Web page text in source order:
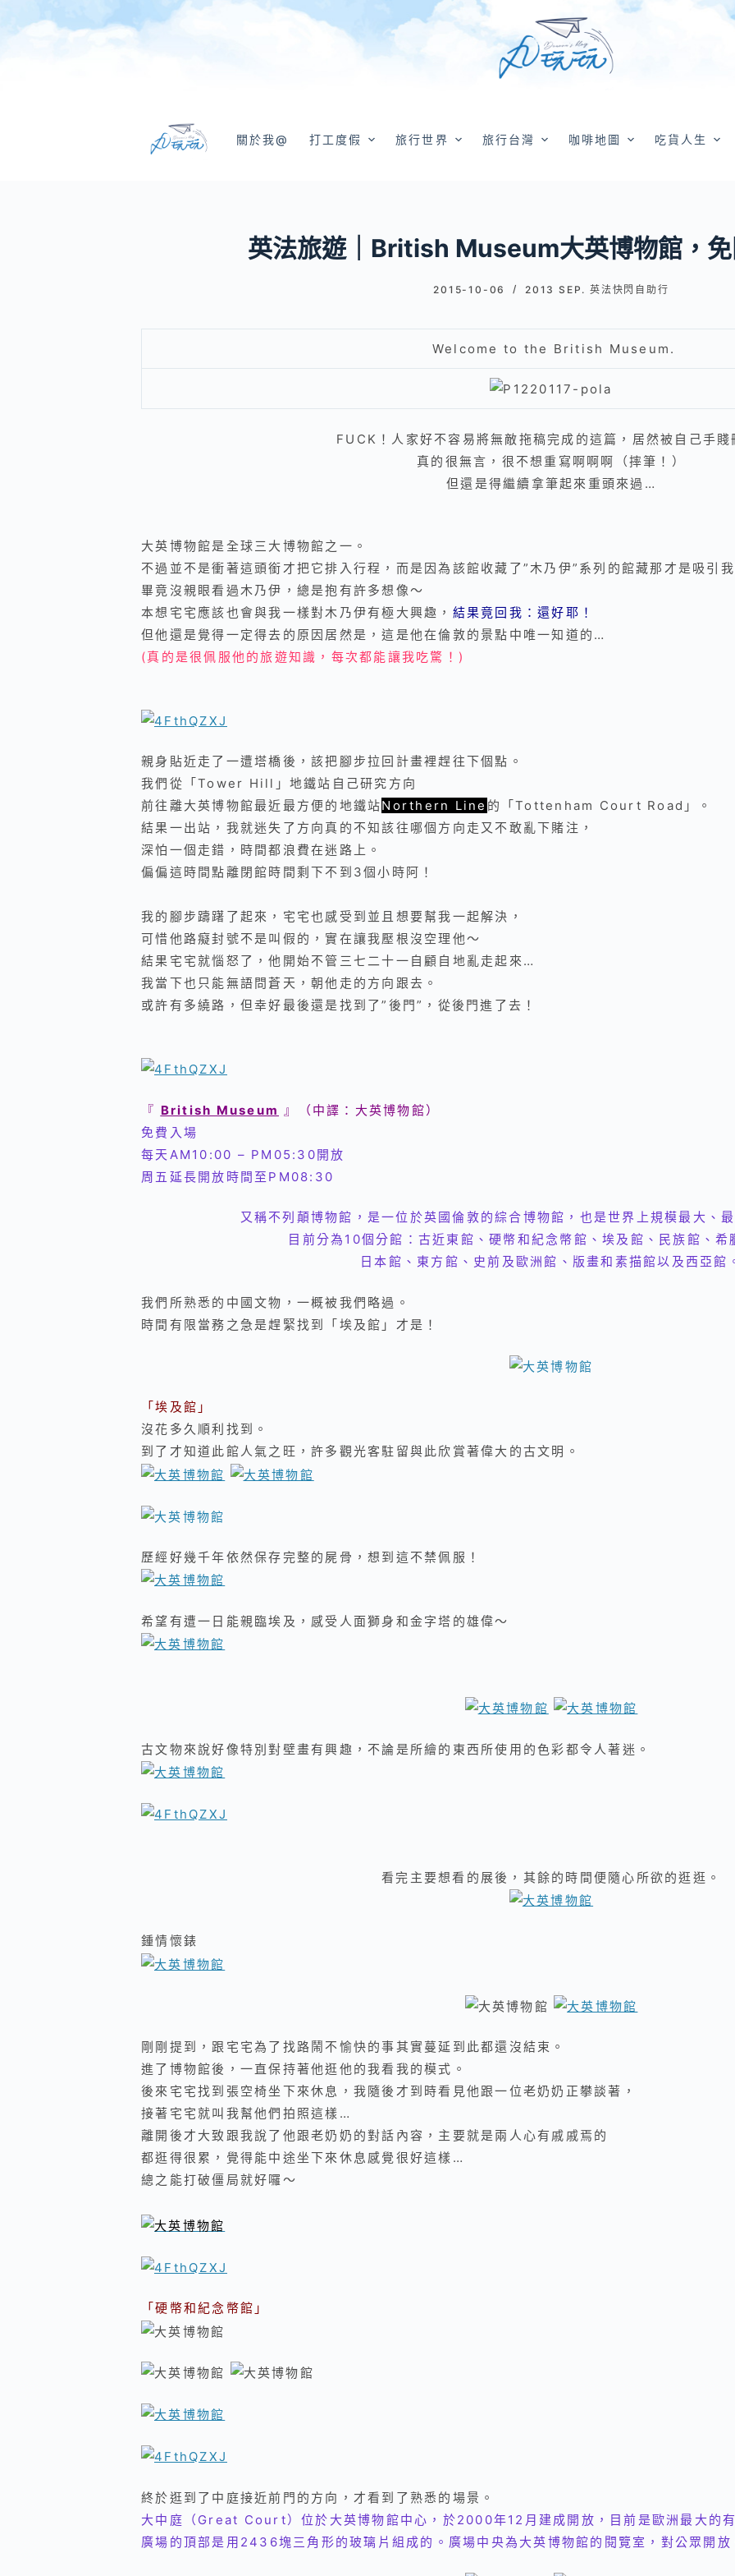
關於我@ 打工度假 旅行世界 旅行台灣 咖啡地圖 吃貨人生
英法旅遊｜British Museum大英博物館，
2015-10-06 2013 SEP. 英法快閃自助行
Welcome to the British Museum.
FUCK！人家好不容易將無敵拖稿完成的這篇，居然被自己手
真的很無言，很不想重寫啊啊啊（摔筆！）
但還是得繼續拿筆起來重頭來過…
大英博物館是全球三大博物館之一。
不過並不是衝著這頭銜才把它排入行程，而是因為該館收藏了”木乃伊”系列的館藏那才是吸引我
畢竟沒親眼看過木乃伊，總是抱有許多想像～
本想宅宅應該也會與我一樣對木乃伊有極大興趣， 結果竟回我：還好耶！
但他還是覺得一定得去的原因居然是，這是他在倫敦的景點中唯一知道的…
(真的是很佩服他的旅遊知識，每次都能讓我吃驚！)
親身貼近走了一遭塔橋後，該把腳步拉回計畫裡趕往下個點。
我們從「Tower Hill」地鐵站自己研究方向
前往離大英博物館最近最方便的地鐵站Northern Line 的 「 Tottenham Court Road 」
。
結果一出站，我就迷失了方向真的不知該往哪個方向走又不敢亂下賭注，
深怕一個走錯，時間都浪費在迷路上。
偏偏這時間點離閉館時間剩下不到3個小時阿！
我的腳步躊躇了起來，宅宅也感受到並且想要幫我一起解決，
可惜他路癡封號不是叫假的，實在讓我壓根沒空理他～
結果宅宅就惱怒了，他開始不管三七二十一自顧自地亂走起來…
我當下也只能無語問蒼天，朝他走的方向跟去。
或許有多繞路，但幸好最後還是找到了”後門”，從後門進了去！
『 British Museum 』（中譯：大英博物館）
免費入場
每天AM10:00 – PM05:30開放
周五延長開放時間至PM08:30
又稱不列顛博物館，是一位於英國倫敦的綜合博物館，也是世界上規模最大、
目前分為10個分館：古近東館、硬幣和紀念幣館、埃及館、民族館、希
日本館、東方館、史前及歐洲館、版畫和素描館以及西亞館
我們所熟悉的中國文物，一概被我們略過。
時間有限當務之急是趕緊找到「埃及館」才是！
「埃及館」
沒花多久順利找到。
到了才知道此館人氣之旺，許多觀光客駐留與此欣賞著偉大的古文明。
歷經好幾千年依然保存完整的屍骨，想到這不禁佩服！
希望有遭一日能親臨埃及，感受人面獅身和金字塔的雄偉～
古文物來說好像特別對壁畫有興趣，不論是所繪的東西所使用的色彩都令人著迷。
看完主要想看的展後，其餘的時間便隨心所欲的逛逛。
鍾情懷錶
剛剛提到，跟宅宅為了找路鬧不愉快的事其實蔓延到此都還沒結束。
進了博物館後，一直保持著他逛他的我看我的模式。
後來宅宅找到張空椅坐下來休息，我隨後才到時看見他跟一位老奶奶正攀談著，
接著宅宅就叫我幫他們拍照這樣…
離開後才大致跟我說了他跟老奶奶的對話內容，主要就是兩人心有戚戚焉的
都逛得很累，覺得能中途坐下來休息感覺很好這樣…
總之能打破僵局就好囉～
「硬幣和紀念幣館」
終於逛到了中庭接近前門的方向，才看到了熟悉的場景。
大中庭（Great Court）位於大英博物館中心，於2000年12月建成開放，目前是歐洲最大的有
廣場的頂部是用2436塊三角形的玻璃片組成的。廣場中央為大英博物館的閱覽室，對公眾開放